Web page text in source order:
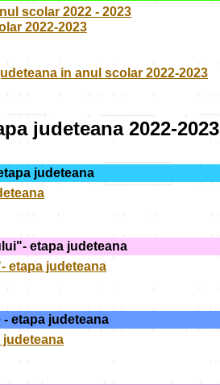
scolar 2022 - 2023
2022-2023
in anul scolar 2022-2023
judeteana 2022-2023
judeteana
etapa judeteana
etapa judeteana
etapa judeteana
judeteana